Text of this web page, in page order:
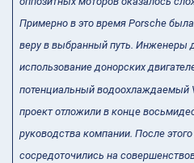
Примерно в это время Porsche была
веру в выбранный путь. Инженеры
использование донорских
потенциальный водоохлаждаемый
проект отложили в конце
руководства компании. После
сосредоточились на